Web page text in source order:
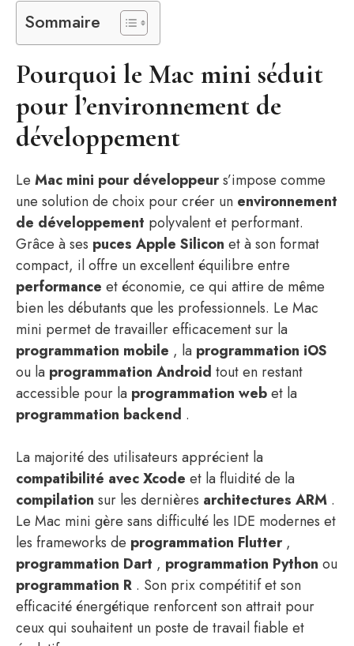
Sommaire
Pourquoi le Mac mini séduit
pour l’environnement de
développement
Le Mac mini pour développeurs’impose comme
une solution de choix pour créer un environnement
de développement polyvalent et performant.
Grâce à ses puces Apple Silicon et à son format
compact, il offre un excellent équilibre entre
performance et économie, ce qui attire de même
bien les débutants que les professionnels. Le Mac
mini permet de travailler efficacement sur la
programmation mobile , la programmation iOS
ou la programmation Android tout en restant
accessible pour la programmation webet la
programmation backend .
La majorité des utilisateurs apprécient la
compatibilité avec Xcode et la fluidité de la
compilation sur les dernières architectures ARM .
Le Mac mini gère sans difficulté les IDE modernes et
les frameworks de programmation Flutter,
programmation Dart , programmation Python ou
programmation R . Son prix compétitif et son
efficacité énergétique renforcent son attrait pour
ceux qui souhaitent un poste de travail fiable et